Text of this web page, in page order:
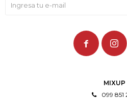
MIXUP
099 851
 